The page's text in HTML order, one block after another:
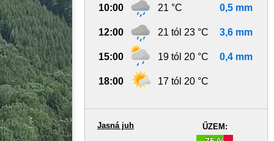
10:00 21 °C 0,5 mm
12:00 21 tól 23 °C 3,6 mm
15:00 19 tól 20 °C 0,4 mm
18:00 17 tól 20 °C
ŰZEM:
Jasná juh